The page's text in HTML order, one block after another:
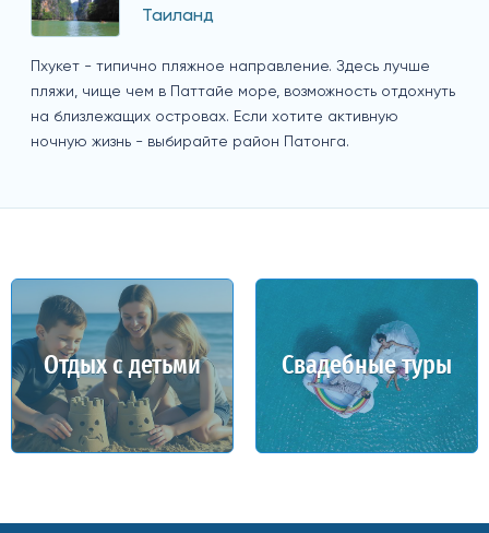
Таиланд
Пхукет - типично пляжное направление. Здесь лучше
пляжи, чище чем в Паттайе море, возможность отдохнуть
на близлежащих островах. Если хотите активную
ночную жизнь - выбирайте район Патонга.
Отдых с детьми Свадебные туры